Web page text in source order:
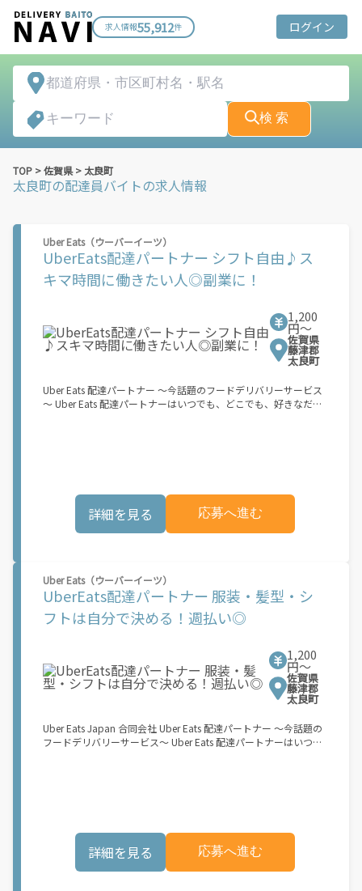
求人情報55,912件 ログイン
検 索
TOP >佐賀県> 太良町
太良町の配達員バイトの求人情報
Uber Eats（ウーバーイーツ）
UberEats配達パートナー シフト自由♪ス
キマ時間に働きたい人◎副業に！
1,200
円〜
佐賀県
藤津郡
太良町
Uber Eats 配達パートナー ～今話題のフードデリバリーサービス
～ Uber Eats 配達パートナーはいつでも、どこでも、好きなだけ
くても問題ありません！ ★自分の自転車・原付バイク(125cc以
下)・軽貨物車両でOK！ ★私服でOK！ ＼万がイチという時も安
心！事故の時は安心の傷害補償！／ 必要なのは【自転車】と【ス
\"\"がいつでも 好きな時間＝稼ぐ時間に！ 家事や授業、サークル
活動など忙しいからこそ、空いた時間を有効活用！自分にあった
スタイルで稼働できます。 「休日に１時間だけ…！」 「予定がな
くなったから今日稼ぐか...！」 時間も場所も自分次第！ 【原付
超）もOKですが、その場合は...】 事業用ナンバー（軽自動車の場
合は黒ナンバー、バイクの場合は緑ナンバー）が必要になりま
す。 ※稼働できるのは、あなたの街で Uber Eats のサービスが開
始してからになります。サービス開始日は、アカウント作成後に
市でのサービス開始に向けた準備を進めており、現在、配達パー
トナー希望者に対してプラットフォームへの事前登録の機会を提
\"\"\"\"\"
詳細を見る 応募へ進む
Uber Eats（ウーバーイーツ）
UberEats配達パートナー 服装・髪型・シ
フトは自分で決める！週払い◎
1,200
円〜
佐賀県
藤津郡
太良町
Uber Eats Japan 合同会社 Uber Eats 配達パートナー ～今話題の
フードデリバリーサービス～ Uber Eats 配達パートナーはいつで
をタップ！ ★配達経験が無くても問題ありません！ ★自分の自
転車・原付バイク(125cc以下)・軽貨物車両でOK！ ★私服でOK！
＼万がイチという時も安心！事故の時は安心の傷害補償！／ 必要
詳細を見る 応募へ進む